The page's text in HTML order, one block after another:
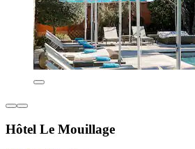
Hôtel Le Mouillage